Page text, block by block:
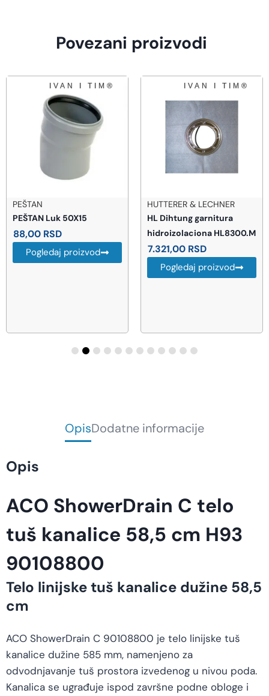
Povezani proizvodi
PEŠTAN
PEŠTAN Luk 50X15
88,00 RSD
Pogledaj proizvod
HUTTERER & LECHNER
HL Dihtung garnitura
hidroizolaciona HL8300.M
7.321,00 RSD
Pogledaj proizvod
OpisDodatne informacije
Opis
ACO ShowerDrain C telo
tuš kanalice 58,5 cm H93
90108800
Telo linijske tuš kanalice dužine 58,5
cm
ACO ShowerDrain C 90108800 je telo linijske tuš
kanalice dužine 585 mm, namenjeno za
odvodnjavanje tuš prostora izvedenog u nivou poda.
Kanalica se ugrađuje ispod završne podne obloge i